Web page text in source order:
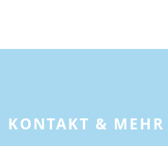
KONTAKT & MEHR